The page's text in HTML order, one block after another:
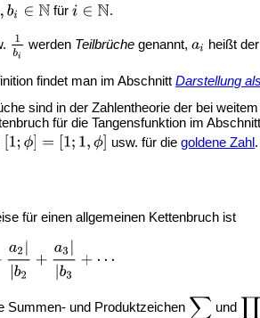
für .
werden Teilbrüchegenannt, heißt
findet man im Abschnitt Darstellung
sind in der Zahlentheorie der bei
für die Tangensfunktion im
usw. für diegoldene Zahl
für einen allgemeinen Kettenbruch ist
Summen- und Produktzeichen und